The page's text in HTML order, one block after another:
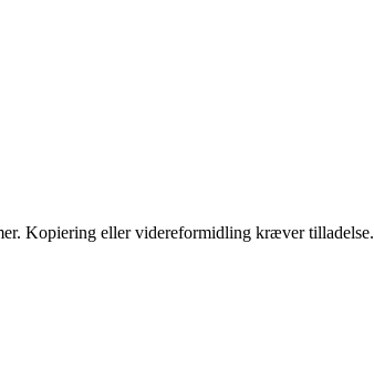
Kopiering eller videreformidling kræver tilladelse.